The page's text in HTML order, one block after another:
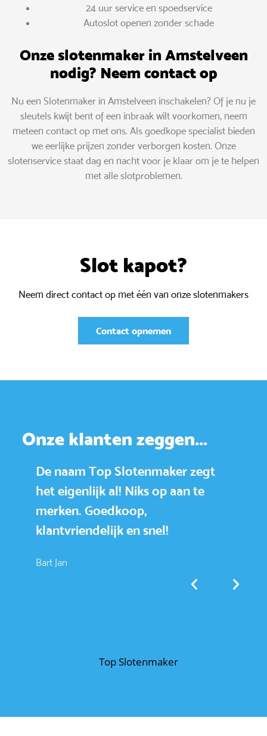
24 uur service en spoedservice
Autoslot openen zonder schade
Onze slotenmaker in Amstelveen
nodig? Neem contact op
Nu een Slotenmaker in Amstelveen inschakelen? Of je nu je
sleutels kwijt bent of een inbraak wilt voorkomen, neem
meteen contact op met ons. Als goedkope specialist bieden
we eerlijke prijzen zonder verborgen kosten. Onze
slotenservice staat dag en nacht voor je klaar om je te helpen
met alle slotproblemen.
Slot kapot?
Neem direct contact op met één van onze slotenmakers
Contact opnemen
Onze klanten zeggen...
De naam Top Slotenmaker zegt
het eigenlijk al! Niks op aan te
merken. Goedkoop,
klantvriendelijk en snel!
Bart Jan